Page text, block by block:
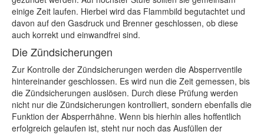
einige Zeit laufen. Hierbei wird das Flammbild begutachtet und
davon auf den Gasdruck und Brenner geschlossen, ob diese
auch korrekt und einwandfrei sind.
Die Zündsicherungen
Zur Kontrolle der Zündsicherungen werden die Absperrventile
hintereinander geschlossen. Es wird nun die Zeit gemessen, bis
die Zündsicherungen auslösen. Durch diese Prüfung werden
nicht nur die Zündsicherungen kontrolliert, sondern ebenfalls die
Funktion der Absperrhähne. Wenn bis hierhin alles hoffentlich
erfolgreich gelaufen ist, steht nur noch das Ausfüllen der